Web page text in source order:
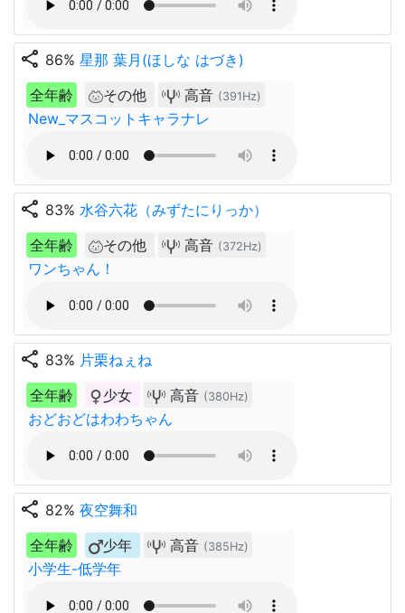
share 86% 星那 葉月(ほしな はづき)
全年齢
その他 高音 (391Hz)
New_マスコットキャラナレ
share 83% 水谷六花（みずたにりっか）
全年齢
その他 高音 (372Hz)
ワンちゃん！
share 83% 片栗ねぇね
全年齢
少女 高音 (380Hz)
おどおどはわわちゃん
share 82% 夜空舞和
全年齢
少年 高音 (385Hz)
小学生-低学年